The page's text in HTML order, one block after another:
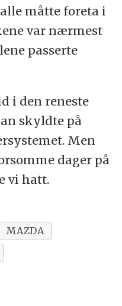
måtte foreta i
var nærmest
passerte
i den reneste
skyldte på
Men
dager på
vi hatt.
MAZDA